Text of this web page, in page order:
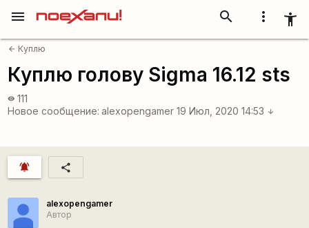
more_vert accessibility_new
search
menu
arrow_back Куплю
Куплю голову Sigma 16.12 sts
visibility 111
Новое сообщение: alexopengamer 19 Июл, 2020 14:53 arrow_downward
notifications_active share
alexopengamer
Автор